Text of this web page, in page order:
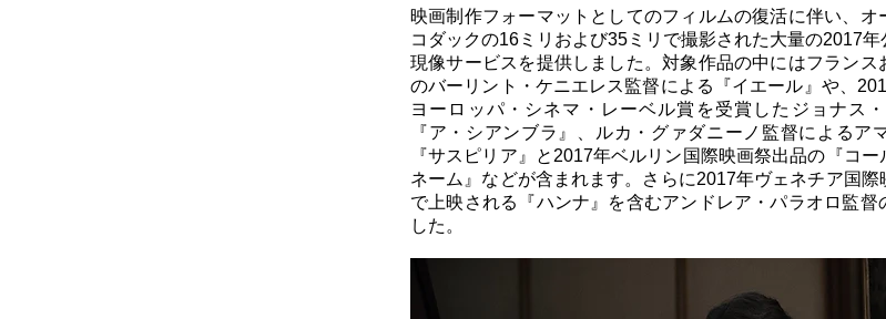
映画制作フォーマットとしてのフィルムの復活に伴い、オ
コダックの16ミリおよび35ミリで撮影された大量の2017年
現像サービスを提供しました。対象作品の中にはフランス
のバーリント・ケニエレス監督による『イエール』や、
ヨーロッパ・シネマ・レーベル賞を受賞したジョナス
『ア・シアンブラ』、ルカ・グァダニーノ監督によるア
『サスピリア』と2017年ベルリン国際映画祭出品の『コー
ネーム』などが含まれます。さらに2017年ヴェネチア国
で上映される『ハンナ』を含むアンドレア・パラオロ監督
した。